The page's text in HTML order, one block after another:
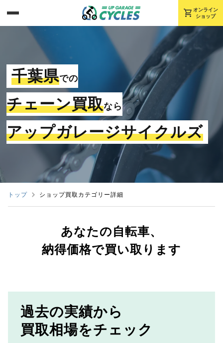
shopping_cart オンライン
ショップ
千葉県での
チェーン買取なら
アップガレージサイクルズ
トップ ショップ買取カテゴリー詳細
あなたの自転車、
納得価格で買い取ります
過去の実績から
買取相場をチェック